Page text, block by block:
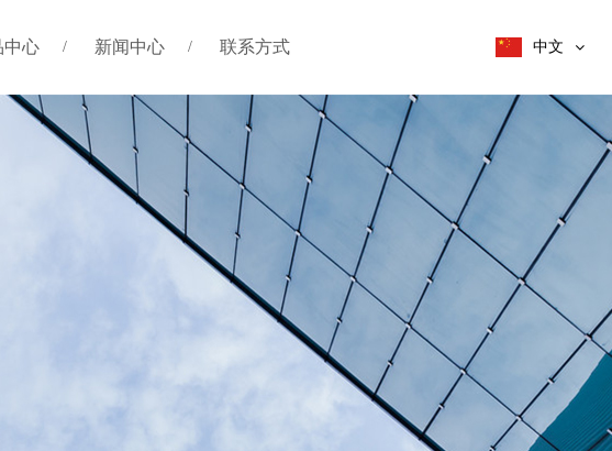
中心 新闻中心 联系方式 中文